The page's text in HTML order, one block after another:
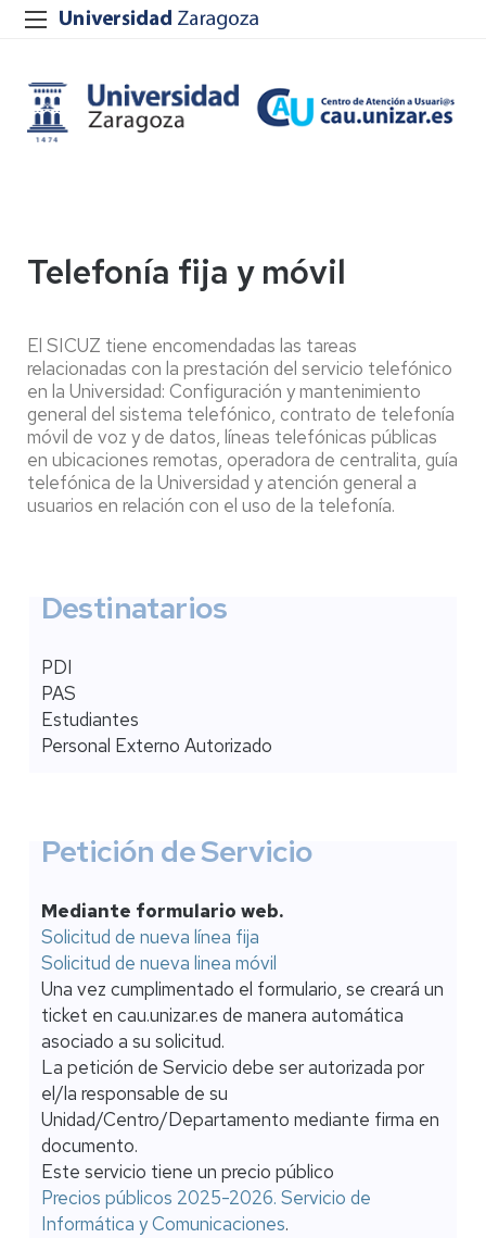
Telefonía fija y móvil
El SICUZ tiene encomendadas las tareas
relacionadas con la prestación del servicio telefónico
en la Universidad: Configuración y mantenimiento
general del sistema telefónico, contrato de telefonía
móvil de voz y de datos, líneas telefónicas públicas
en ubicaciones remotas, operadora de centralita, guía
telefónica de la Universidad y atención general a
usuarios en relación con el uso de la telefonía.
Destinatarios
PDI
PAS
Estudiantes
Personal Externo Autorizado
Petición de Servicio
Mediante formulario web.
Solicitud de nueva línea fija
Solicitud de nueva linea móvil
Una vez cumplimentado el formulario, se creará un
ticket en cau.unizar.es de manera automática
asociado a su solicitud.
La petición de Servicio debe ser autorizada por
el/la responsable de su
Unidad/Centro/Departamento mediante firma en
documento.
Este servicio tiene un precio público
Precios públicos 2025-2026. Servicio de
Informática y Comunicaciones.